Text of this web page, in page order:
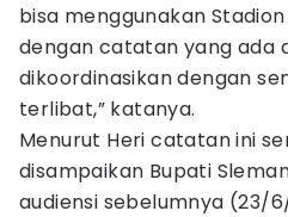
bisa menggunakan
dengan catatan yang ada
dikoordinasikan dengan
terlibat,” katanya.
Menurut Heri catatan ini
disampaikan Bupati
audiensi sebelumnya (23/